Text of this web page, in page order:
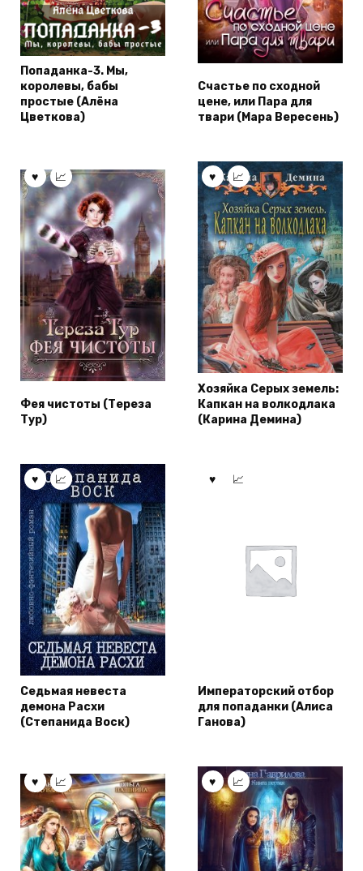
Попаданка-3. Мы,
королевы, бабы
простые (Алёна
Цветкова)
Счастье по сходной
цене, или Пара для
твари (Мара Вересень)
Фея чистоты (Тереза
Тур)
Хозяйка Серых земель:
Капкан на волкодлака
(Карина Демина)
Седьмая невеста
демона Расхи
(Степанида Воск)
Императорский отбор
для попаданки (Алиса
Ганова)